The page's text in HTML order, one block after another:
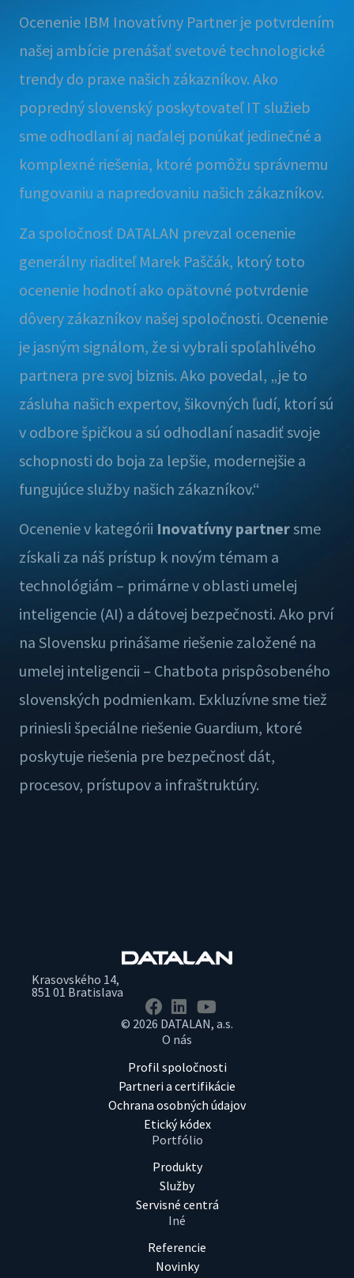
Ocenenie IBM Inovatívny Partner je potvrdením
našej ambície prenášať svetové technologické
trendy do praxe našich zákazníkov. Ako
popredný slovenský poskytovateľ IT služieb
sme odhodlaní aj naďalej ponúkať jedinečné a
komplexné riešenia, ktoré pomôžu správnemu
fungovaniu a napredovaniu našich zákazníkov.
Za spoločnosť DATALAN prevzal ocenenie
generálny riaditeľ Marek Paščák, ktorý toto
ocenenie hodnotí ako opätovné potvrdenie
dôvery zákazníkov našej spoločnosti. Ocenenie
je jasným signálom, že si vybrali spoľahlivého
partnera pre svoj biznis. Ako povedal, „je to
zásluha našich expertov, šikovných ľudí, ktorí sú
v odbore špičkou a sú odhodlaní nasadiť svoje
schopnosti do boja za lepšie, modernejšie a
fungujúce služby našich zákazníkov.“
Ocenenie v kategórii Inovatívny partnersme
získali za náš prístup k novým témam a
technológiám – primárne v oblasti umelej
inteligencie (AI) a dátovej bezpečnosti. Ako prví
na Slovensku prinášame riešenie založené na
umelej inteligencii – Chatbota prispôsobeného
slovenských podmienkam. Exkluzívne sme tiež
priniesli špeciálne riešenie Guardium, ktoré
poskytuje riešenia pre bezpečnosť dát,
procesov, prístupov a infraštruktúry.
Krasovského 14,
851 01 Bratislava
© 2026 DATALAN, a.s.
O nás
Profil spoločnosti
Partneri a certifikácie
Ochrana osobných údajov
Etický kódex
Portfólio
Produkty
Služby
Servisné centrá
Iné
Referencie
Novinky